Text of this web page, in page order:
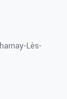
Lès-